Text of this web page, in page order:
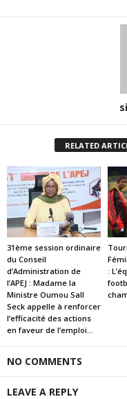
RELATED
31ème session ordinaire
du Conseil
d’Administration de
l’APEJ : Madame la
Ministre Oumou Sall
Seck appelle à renforcer
l’efficacité des actions
en faveur de l’emploi...
:
NO COMMENTS
LEAVE A REPLY